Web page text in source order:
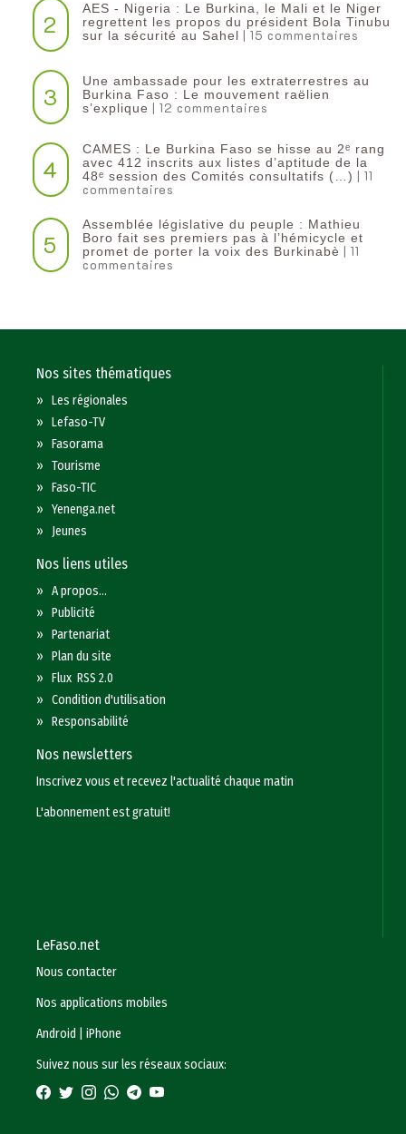
2
AES - Nigeria : Le Burkina, le Mali et le Niger
regrettent les propos du président Bola Tinubu
sur la sécurité au Sahel | 15 commentaires
3
Une ambassade pour les extraterrestres au
Burkina Faso : Le mouvement raëlien
s’explique | 12 commentaires
4
CAMES : Le Burkina Faso se hisse au 2ᵉ rang
avec 412 inscrits aux listes d’aptitude de la
48ᵉ session des Comités consultatifs (…) | 11
commentaires
5
Assemblée législative du peuple : Mathieu
Boro fait ses premiers pas à l’hémicycle et
promet de porter la voix des Burkinabè | 11
commentaires
Nos sites thématiques
»Les régionales
»Lefaso-TV
»Fasorama
»Tourisme
»Faso-TIC
»Yenenga.net
» Jeunes
Nos liens utiles
»A propos...
»Publicité
»Partenariat
»Plan du site
»Flux RSS 2.0
»Condition d'utilisation
»Responsabilité
Nos newsletters
Inscrivez vous et recevez l'actualité chaque matin
L'abonnement est gratuit!
LeFaso.net
Nous contacter
Nos applications mobiles
Android |iPhone
Suivez nous sur les réseaux sociaux: